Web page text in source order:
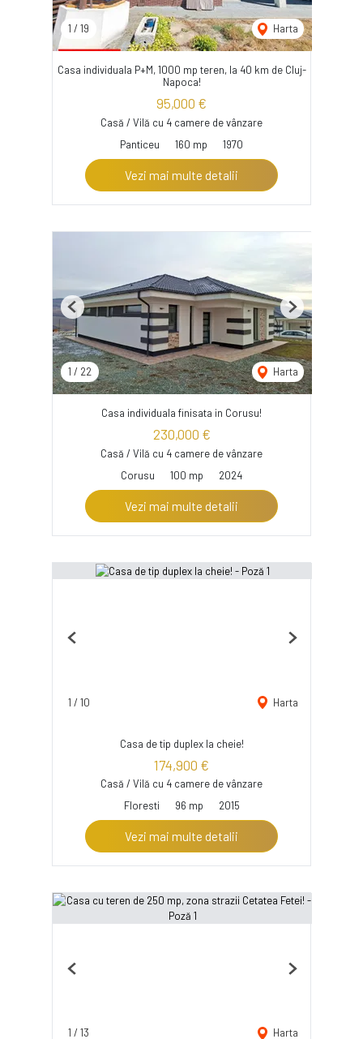
1 / 19 Harta
Casa individuala P+M, 1000 mp teren, la 40 km de Cluj-
Napoca!
95,000 €
Casă / Vilă cu 4 camere de vânzare
Panticeu
160 mp 1970
Vezi mai multe detalii
1 / 22 Harta
Previous Next
Casa individuala finisata in Corusu!
230,000 €
Casă / Vilă cu 4 camere de vânzare
Corusu
100 mp 2024
Vezi mai multe detalii
1 / 10 Harta
Previous Next
Casa de tip duplex la cheie!
174,900 €
Casă / Vilă cu 4 camere de vânzare
Floresti
96 mp 2015
Vezi mai multe detalii
1 / 13 Harta
Previous Next